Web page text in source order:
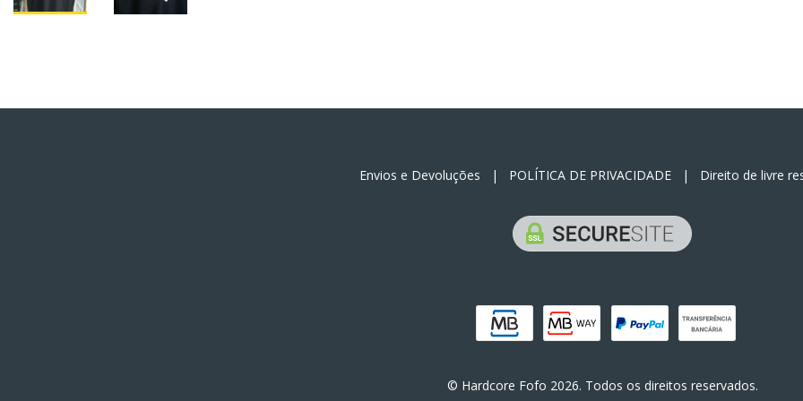
Envios e Devoluções | POLÍTICA DE PRIVACIDADE | Direito de livre
© Hardcore Fofo 2026. Todos os direitos reservados.